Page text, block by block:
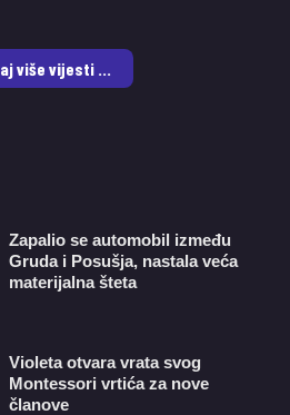
više vijesti ...
Zapalio se automobil između
Gruda i Posušja, nastala veća
materijalna šteta
Violeta otvara vrata svog
Montessori vrtića za nove
članove